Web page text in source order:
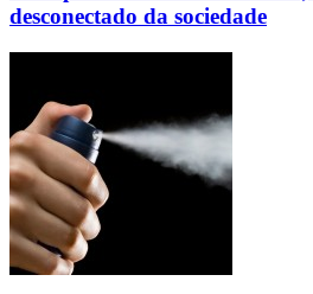
desconectado da sociedade